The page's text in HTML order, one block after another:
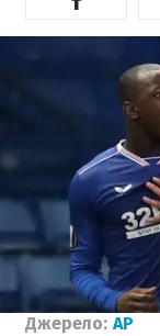
Джерело: AP